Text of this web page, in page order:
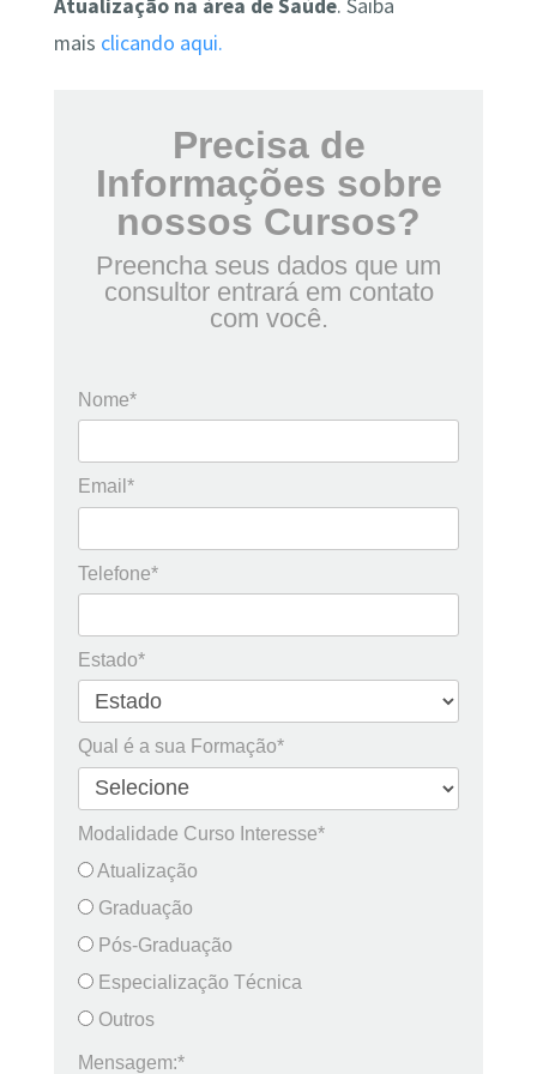
Atualização na área de Saúde. Saiba
mais clicando aqui.
Precisa de
Informações sobre
nossos Cursos?
Preencha seus dados que um
consultor entrará em contato
com você.
Nome*
Email*
Telefone*
Estado*
Qual é a sua Formação*
Modalidade Curso Interesse*
Atualização
Graduação
Pós-Graduação
Especialização Técnica
Outros
Mensagem:*